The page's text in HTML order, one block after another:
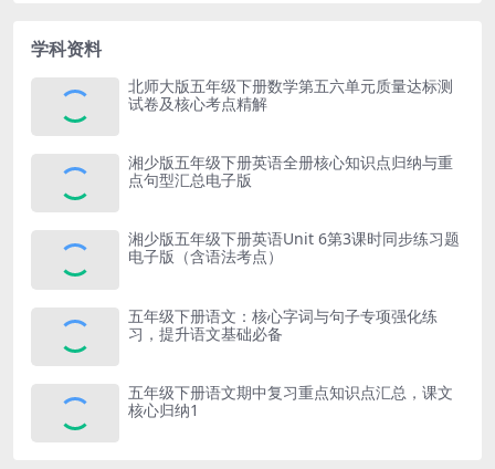
学科资料
北师大版五年级下册数学第五六单元质量达标测
试卷及核心考点精解
湘少版五年级下册英语全册核心知识点归纳与重
点句型汇总电子版
湘少版五年级下册英语Unit 6第3课时同步练习题
电子版（含语法考点）
五年级下册语文：核心字词与句子专项强化练
习，提升语文基础必备
五年级下册语文期中复习重点知识点汇总，课文
核心归纳1